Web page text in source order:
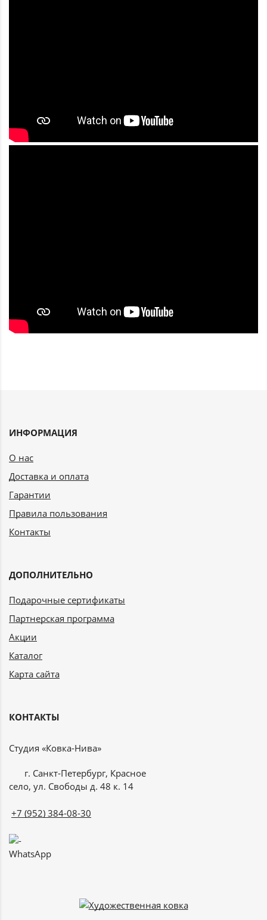
ИНФОРМАЦИЯ
О нас
Доставка и оплата
Гарантии
Правила пользования
Контакты
ДОПОЛНИТЕЛЬНО
Подарочные сертификаты
Партнерская программа
Акции
Каталог
Карта сайта
КОНТАКТЫ
Студия «Ковка-Нива»
г. Санкт-Петербург, Красное
село, ул. Свободы д. 48 к. 14
+7 (952) 384-08-30
WhatsApp